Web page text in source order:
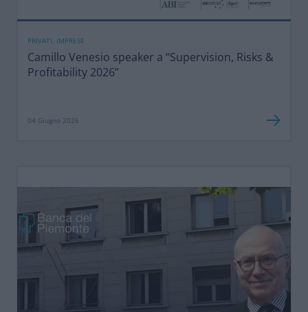
PRIVATI, IMPRESE
Camillo Venesio speaker a “Supervision, Risks &
Profitability 2026”
04 Giugno 2026